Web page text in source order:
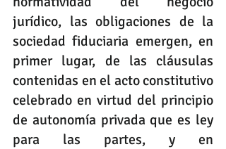
jurídico, las obligaciones de la
sociedad fiduciaria emergen, en
primer lugar, de las cláusulas
contenidas en el acto constitutivo
celebrado en virtud del principio
de autonomía privada que es ley
para las partes, y en